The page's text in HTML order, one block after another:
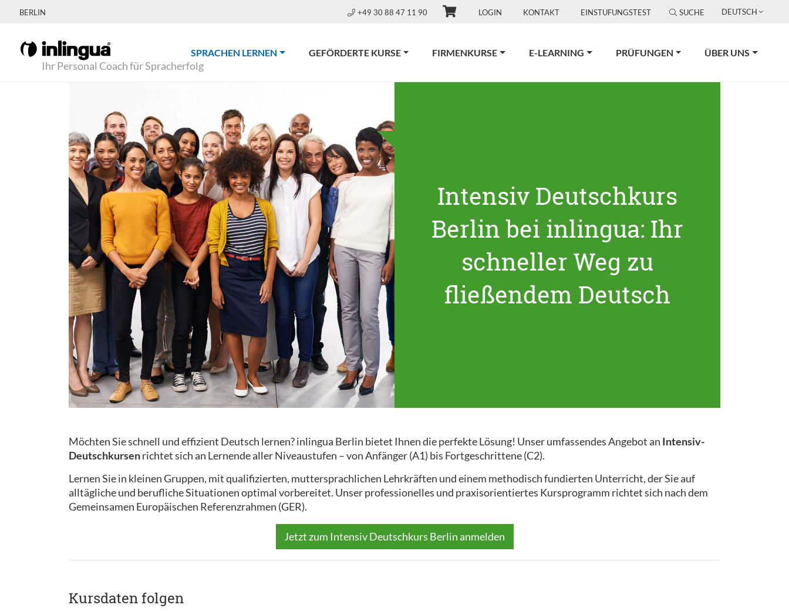
BERLIN +49 30 88 47 11 90 LOGIN KONTAKT EINSTUFUNGSTEST SUCHE DEUTSCH
Ihr Personal Coach für Spracherfolg
SPRACHEN LERNEN(CURRENT)GEFÖRDERTE KURSE FIRMENKURSE E-LEARNING PRÜFUNGEN ÜBER UNS
Intensiv Deutschkurs
Berlin bei inlingua: Ihr
schneller Weg zu
fließendem Deutsch
Möchten Sie schnell und effizient Deutsch lernen? inlingua Berlin bietet Ihnen die perfekte Lösung! Unser umfassendes Angebot an Intensiv-
Deutschkursenrichtet sich an Lernende aller Niveaustufen – von Anfänger (A1) bis Fortgeschrittene (C2).
Lernen Sie in kleinen Gruppen, mit qualifizierten, muttersprachlichen Lehrkräften und einem methodisch fundierten Unterricht, der Sie auf
alltägliche und berufliche Situationen optimal vorbereitet. Unser professionelles und praxisorientiertes Kursprogramm richtet sich nach dem
Gemeinsamen Europäischen Referenzrahmen (GER).
Jetzt zum Intensiv Deutschkurs Berlin anmelden
Kursdaten folgen